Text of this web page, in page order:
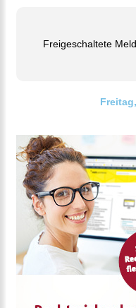
Freigeschaltete